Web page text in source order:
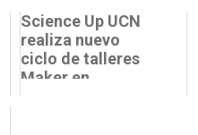
Science Up UCN
realiza nuevo
ciclo de talleres
Maker en